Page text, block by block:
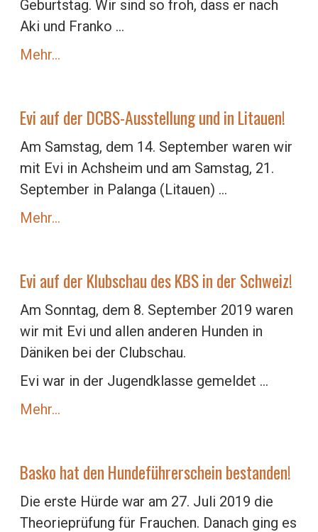
Geburtstag. Wir sind so froh, dass er nach
Aki und Franko ...
Mehr…
Evi auf der DCBS-Ausstellung und in Litauen!
Am Samstag, dem 14. September waren wir
mit Evi in Achsheim und am Samstag, 21.
September in Palanga (Litauen) ...
Mehr…
Evi auf der Klubschau des KBS in der Schweiz!
Am Sonntag, dem 8. September 2019 waren
wir mit Evi und allen anderen Hunden in
Däniken bei der Clubschau.
Evi war in der Jugendklasse gemeldet ...
Mehr…
Basko hat den Hundeführerschein bestanden!
Die erste Hürde war am 27. Juli 2019 die
Theorieprüfung für Frauchen. Danach ging es